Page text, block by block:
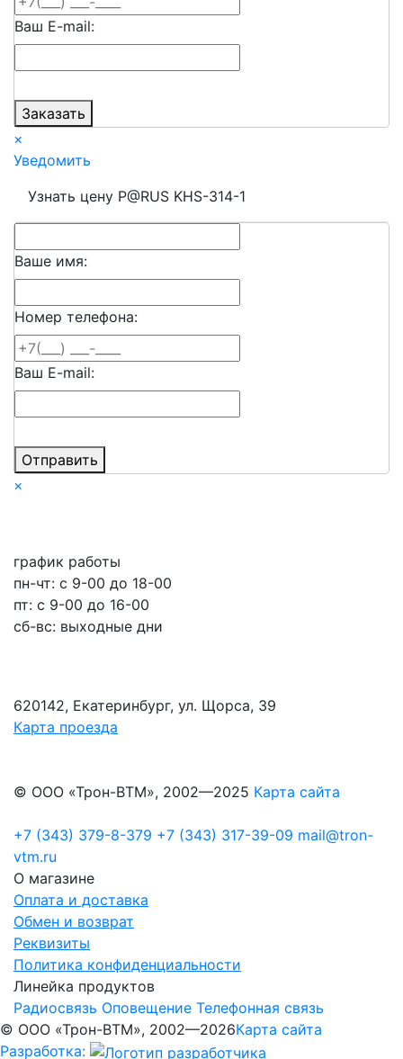
Ваш E-mail:
Заказать
×
Уведомить
Узнать цену P@RUS KHS-314-1
Ваше имя:
Номер телефона:
Ваш E-mail:
Отправить
×
график работы
пн-чт: c 9-00 до 18-00
пт: с 9-00 до 16-00
сб-вс: выходные дни
620142, Екатеринбург, ул. Щорса, 39
Карта проезда
© ООО «Трон-ВТМ», 2002—2025 Карта сайта
+7 (343) 379-8-379 +7 (343) 317-39-09 mail@tron-
vtm.ru
О магазине
Оплата и доставка
Обмен и возврат
Реквизиты
Политика конфиденциальности
Линейка продуктов
Радиосвязь Оповещение Телефонная связь
© ООО «Трон-ВТМ», 2002—2026Карта сайта
Разработка: